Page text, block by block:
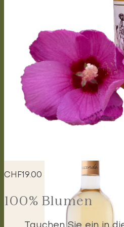
Capriccioso
Crescendo
Crescendo
Crescendo
Crescendo
Crescendo
Crescendo
Crescendo
Crescendo
Crescendo
CHF19.00
100% Blumen